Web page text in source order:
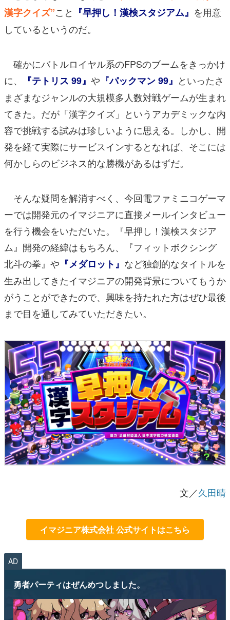
漢字クイズ”こと 『早押し！漢検スタジアム』 を用意
しているというのだ。
確かにバトルロイヤル系のFPSのブームをきっかけ
に、
『テトリス 99』 や 『パックマン 99』 といったさ
まざまなジャンルの大規模多人数対戦ゲームが生まれ
てきた。だが「漢字クイズ」というアカデミックな内
容で挑戦する試みは珍しいように思える。しかし、開
発を経て実際にサービスインするとなれば、そこには
何かしらのビジネス的な勝機があるはずだ。
そんな疑問を解消すべく、今回電ファミニコゲーマ
ーでは開発元のイマジニアに直接メールインタビュー
を行う機会をいただいた。『早押し！漢検スタジア
ム』開発の経緯はもちろん、『フィットボクシング
北斗の拳』や 『メダロット』 など独創的なタイトルを
生み出してきたイマジニアの開発背景についてもうか
がうことができたので、興味を持たれた方はぜひ最後
まで目を通してみていただきたい。
文／久田晴
イマジニア株式会社 公式サイトはこちら
AD
勇者パーティはぜんめつしました。